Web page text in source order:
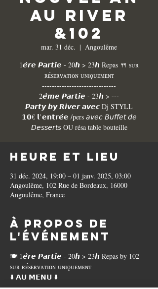
au River
&102
mar. 31 déc.
  |
Angoulême
1𝙚̀𝙧𝙚 𝙋𝙖𝙧𝙩𝙞𝙚 - 20𝙝 > 23𝙝 Repas 🍴 sᴜʀ
ʀᴇ́sᴇʀᴠᴀᴛɪᴏɴ ᴜɴɪϙᴜᴇᴍᴇɴᴛ
------------------------------
2𝙚̀𝙢𝙚 𝙋𝙖𝙧𝙩𝙞𝙚 - 23𝙝 > ---
𝙋𝙖𝙧𝙩𝙮 𝙗𝙮 𝙍𝙞𝙫𝙚𝙧 𝙖𝙫𝙚𝙘 Dj STYLL
𝟭𝟬€ 𝗹’𝗲𝗻𝘁𝗿𝗲́𝗲 /pers 𝘢𝘷𝘦𝘤 𝘉𝘶𝘧𝘧𝘦𝘵 𝘥𝘦
𝘋𝘦𝘴𝘴𝘦𝘳𝘵𝘴 OU résa table bouteille
Heure et lieu
31 déc. 2024, 19:00 – 01 janv. 2025, 03:00
Angoulême, 102 Rue de Bordeaux, 16000
Angoulême, France
À propos de
l'événement
🍽️ 1𝙚̀𝙧𝙚 𝙋𝙖𝙧𝙩𝙞𝙚 - 20𝙝 > 23𝙝 Repas by 102
sᴜʀ ʀᴇ́sᴇʀᴠᴀᴛɪᴏɴ ᴜɴɪϙᴜᴇᴍᴇɴᴛ
⬇️ 𝗔𝗨 𝗠𝗘𝗡𝗨 ⬇️